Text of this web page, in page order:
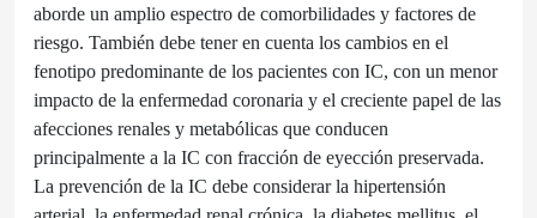
aborde un amplio espectro de comorbilidades y factores de
riesgo. También debe tener en cuenta los cambios en el
fenotipo predominante de los pacientes con IC, con un menor
impacto de la enfermedad coronaria y el creciente papel de las
afecciones renales y metabólicas que conducen
principalmente a la IC con fracción de eyección preservada.
La prevención de la IC debe considerar la hipertensión